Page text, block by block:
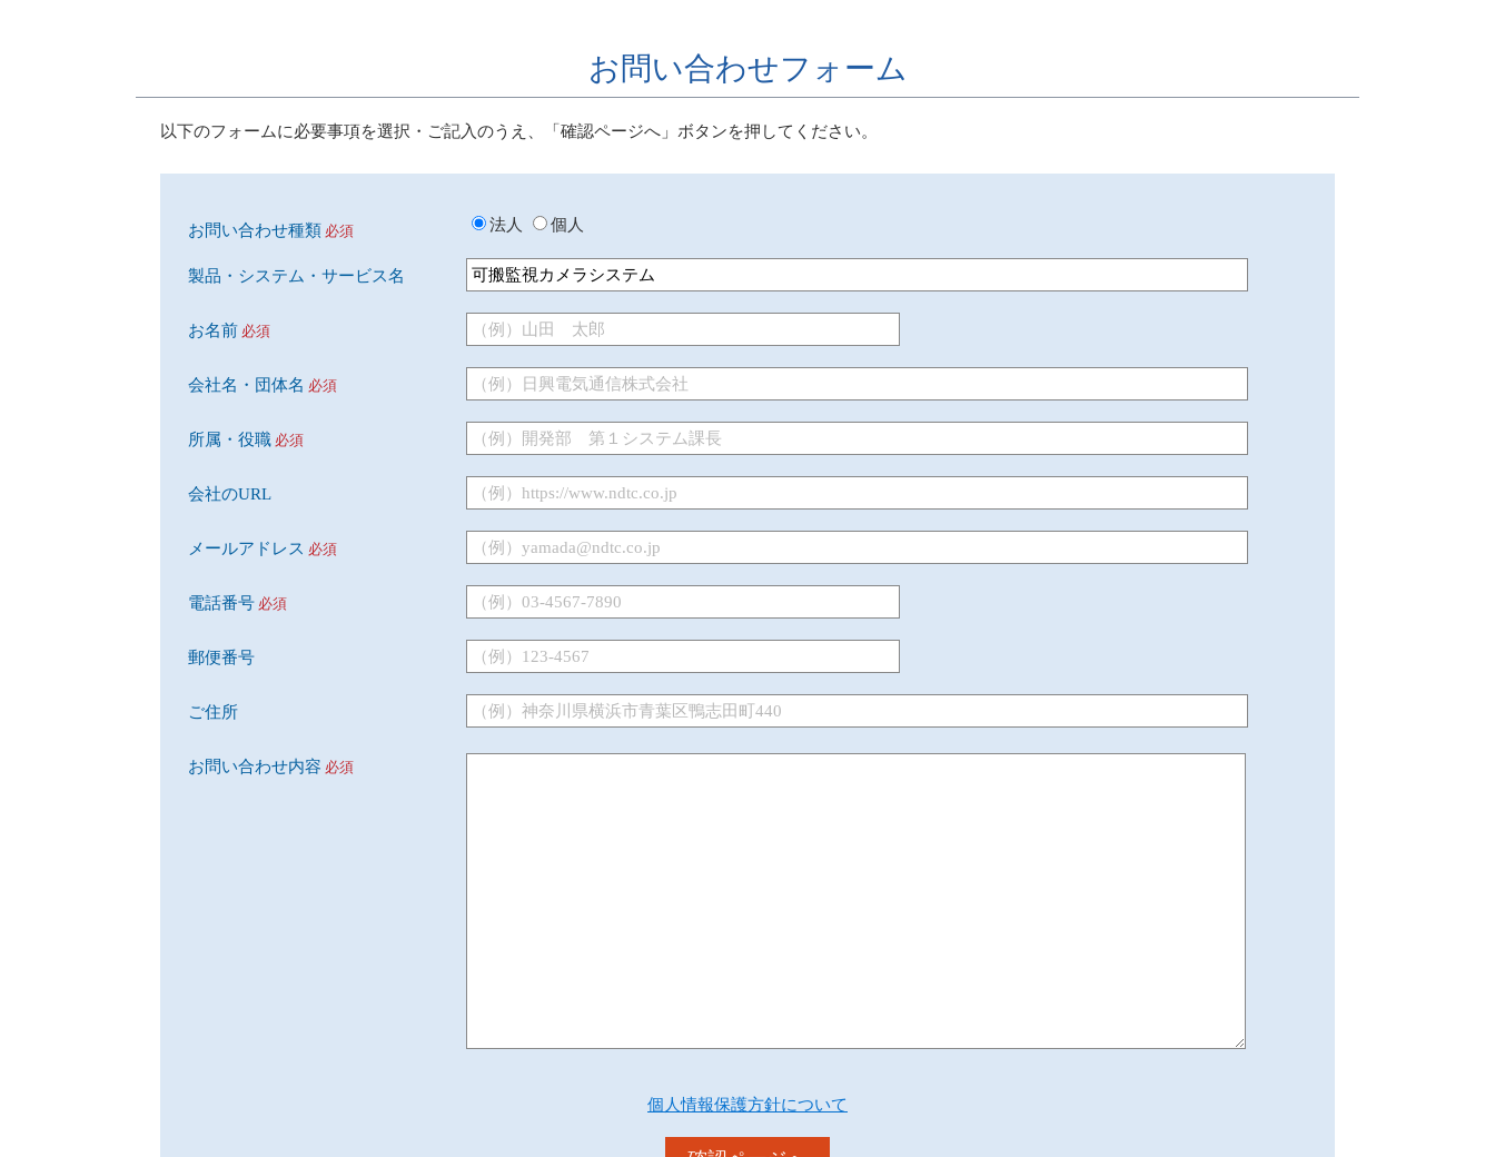
お問い合わせフォーム
以下のフォームに必要事項を選択・ご記入のうえ、「確認ページへ」ボタンを押してください。
お問い合わせ種類 必須 法人 個人
製品・システム・サービス名
お名前 必須
会社名・団体名 必須
所属・役職 必須
会社のURL
メールアドレス 必須
電話番号 必須
郵便番号
ご住所
お問い合わせ内容 必須
個人情報保護方針について